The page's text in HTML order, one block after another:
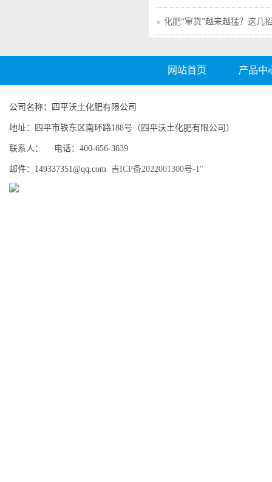
化肥“窜货”越来越猛？这几
网站首页 产品中
公司名称：四平沃土化肥有限公司
地址：四平市铁东区南环路188号（四平沃土化肥有限公司）
联系人： 电话：400-656-3639
邮件：149337351@qq.com 吉ICP备2022001300号-1"